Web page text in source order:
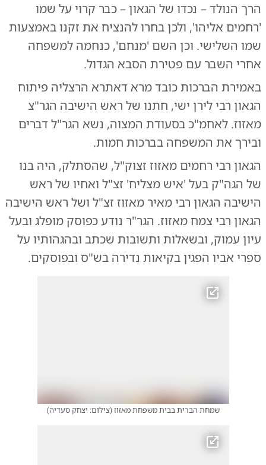
הרך הנולד – נכדו של הגאון – כבר קרוי על שמו
'רחמים אליהו', ולכן בחרו להנציח את זקנו באמצעות
שמו השלישי. וכן השם 'מנחם', כנחמה למשפחה
אחרי השבר עם פטירת הסבא הגדול.
באמירת הברכות כובד מרא דאתרא הרצליה פיתוח
הגאון רבי לירן ישי, חתנו של ראש הישיבה הגר"צ
מאזוז. לאחמ"כ בסעודת המצוה, נשא הגר"ל דברים
ובירך את המשפחה בברכות חמות.
הגאון רבי רחמים מאזוז זצוק"ל, שהסתלק, היה בנו
של הגה"ק בעל 'איש מצליח' זצ"ל ואחיו של ראש
הישיבה הגאון רבי מאיר מאזוז זצ"ל ושל ראש הישיבה
הגאון רבי צמח מאזוז. הגר"ר נודע כפוסק מופלג ובעל
עיון עמוק, ובשאלות ותשובות שכתב ובהגהותיו על
ספרי אביו הפגין בקיאות נדירה בש"ס ובפוסקים.
שמחת הברית בבית משפחת מאזוז(צילום: יצחק סעדיה)